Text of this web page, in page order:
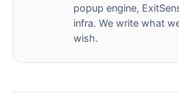
popup engine,
infra. We write what
wish.